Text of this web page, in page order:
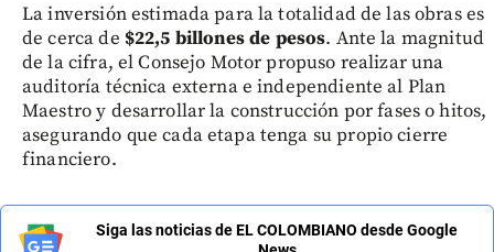
La inversión estimada para la totalidad de las obras es
de cerca de $22,5 billones de pesos. Ante la magnitud
de la cifra, el Consejo Motor propuso realizar una
auditoría técnica externa e independiente al Plan
Maestro y desarrollar la construcción por fases o hitos,
asegurando que cada etapa tenga su propio cierre
financiero.
Siga las noticias de EL COLOMBIANO desde Google